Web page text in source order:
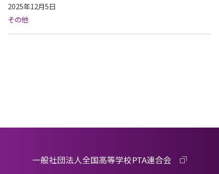
2025年12月5日
その他
一般社団法人全国高等学校PTA連合会